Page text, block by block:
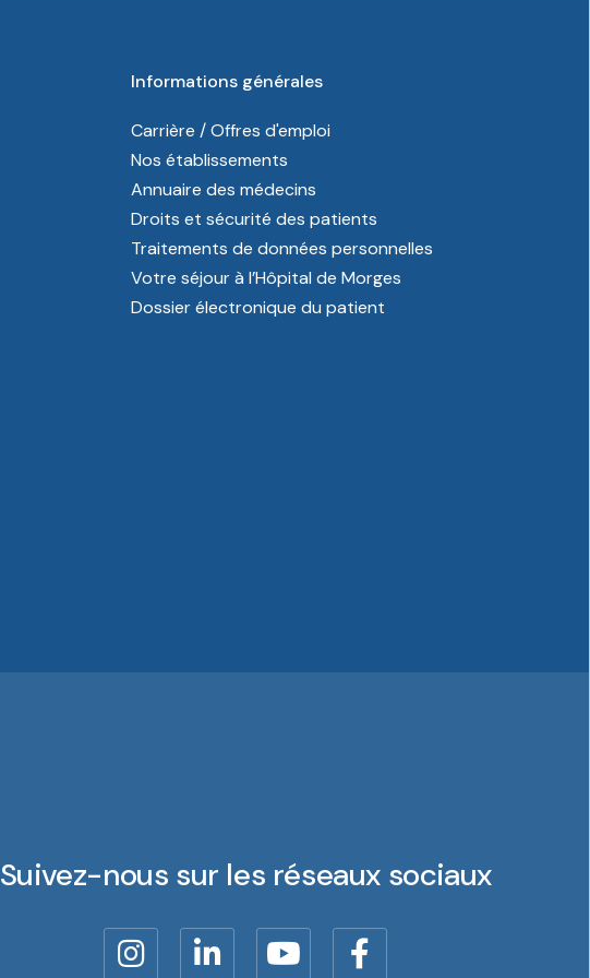
Informations générales
Carrière / Offres d'emploi
Nos établissements
Annuaire des médecins
Droits et sécurité des patients
Traitements de données personnelles
Votre séjour à l’Hôpital de Morges
Dossier électronique du patient
Suivez-nous sur les réseaux sociaux